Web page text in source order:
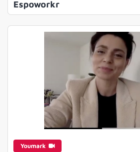
Espoworkr
Youmark